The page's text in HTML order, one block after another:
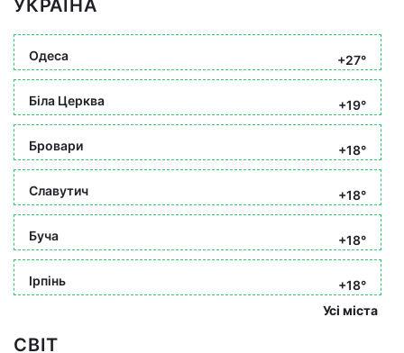
УКРАЇНА
Одеса +27°
Біла Церква +19°
Бровари +18°
Славутич +18°
Буча +18°
Ірпінь
+18°
Усі міста
СВІТ